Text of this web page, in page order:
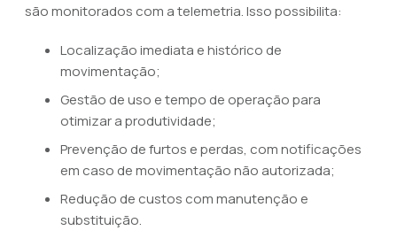
são monitorados com a telemetria. Isso possibilita:
Localização imediata e histórico de
movimentação;
Gestão de uso e tempo de operação para
otimizar a produtividade;
Prevenção de furtos e perdas, com notificações
em caso de movimentação não autorizada;
Redução de custos com manutenção e
substituição.